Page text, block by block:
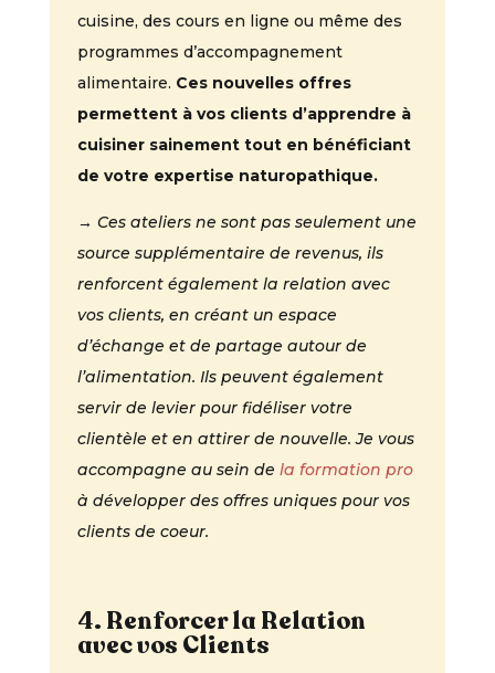
cuisine, des cours en ligne ou même des
programmes d’accompagnement
alimentaire. Ces nouvelles offres
permettent à vos clients d’apprendre à
cuisiner sainement tout en bénéficiant
de votre expertise naturopathique.
→ Ces ateliers ne sont pas seulement une
source supplémentaire de revenus, ils
renforcent également la relation avec
vos clients, en créant un espace
d’échange et de partage autour de
l’alimentation. Ils peuvent également
servir de levier pour fidéliser votre
clientèle et en attirer de nouvelle. Je vous
accompagne au sein de la formation pro
à développer des offres uniques pour vos
clients de coeur.
4. Renforcer la Relation
avec vos Clients